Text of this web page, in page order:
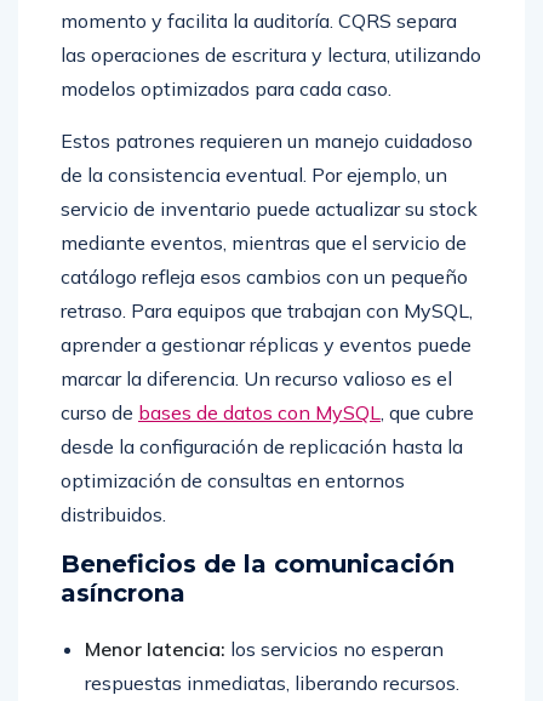
momento y facilita la auditoría. CQRS separa
las operaciones de escritura y lectura, utilizando
modelos optimizados para cada caso.
Estos patrones requieren un manejo cuidadoso
de la consistencia eventual. Por ejemplo, un
servicio de inventario puede actualizar su stock
mediante eventos, mientras que el servicio de
catálogo refleja esos cambios con un pequeño
retraso. Para equipos que trabajan con MySQL,
aprender a gestionar réplicas y eventos puede
marcar la diferencia. Un recurso valioso es el
curso de bases de datos con MySQL
, que cubre
desde la configuración de replicación hasta la
optimización de consultas en entornos
distribuidos.
Beneficios de la comunicación
asíncrona
Menor latencia: los servicios no esperan
respuestas inmediatas, liberando recursos.